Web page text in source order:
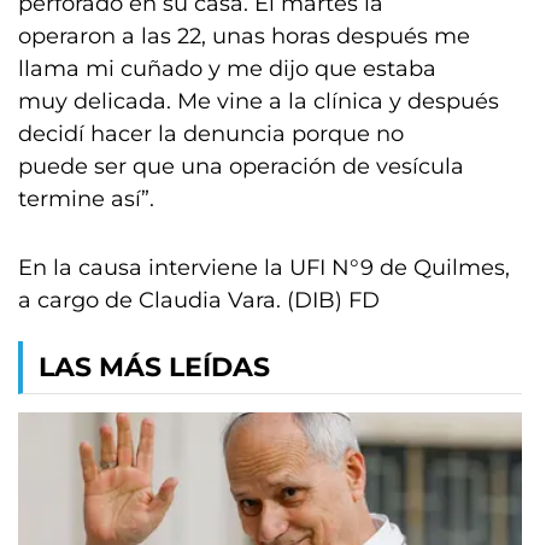
operaron a las 22, unas horas después me
llama mi cuñado y me dijo que estaba
muy delicada. Me vine a la clínica y después
decidí hacer la denuncia porque no
puede ser que una operación de vesícula
termine así”.
En la causa interviene la UFI N°9 de Quilmes,
a cargo de Claudia Vara. (DIB) FD
LAS MÁS LEÍDAS